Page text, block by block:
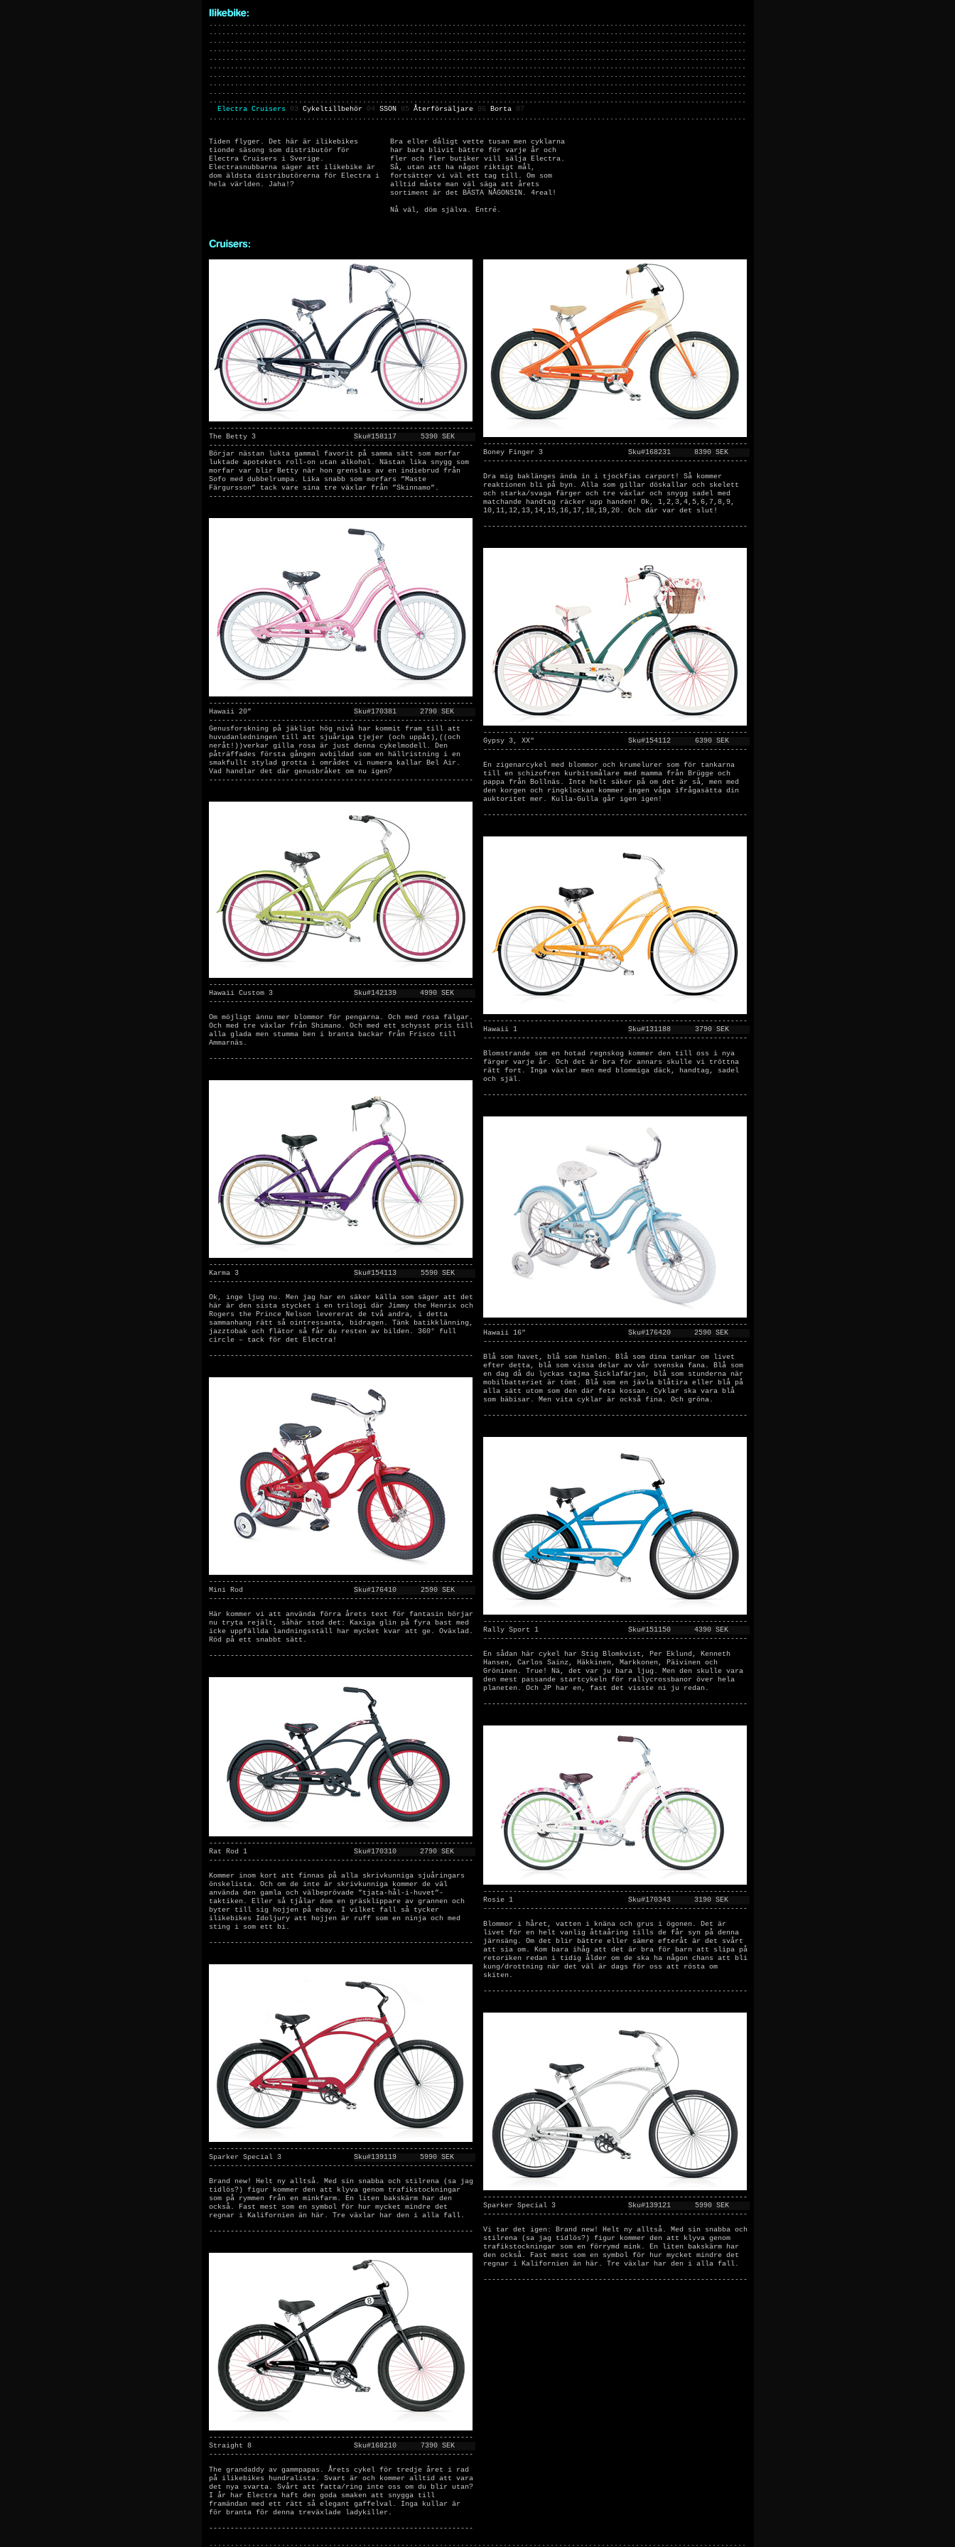
..............................................................................................................................
..............................................................................................................................
..............................................................................................................................
..............................................................................................................................
..............................................................................................................................
..............................................................................................................................
..............................................................................................................................
..............................................................................................................................
..............................................................................................................................
..............................................................................................................................
Electra Cruisers
03 Cykeltillbehör 04 SSON 05 Återförsäljare 06 Borta
07
..............................................................................................................................
Tiden flyger. Det här är ilikebikes
tionde säsong som distributör för
Electra Cruisers i Sverige.
Electrasnubbarna säger att ilikebike är
dom äldsta distributörerna för Electra i
hela världen. Jaha!?
Bra eller dåligt vette tusan men cyklarna
har bara blivit bättre för varje år och
fler och fler butiker vill sälja Electra.
Så, utan att ha något riktigt mål,
fortsätter vi väl ett tag till. Om som
alltid måste man väl säga att årets
sortiment är det BÄSTA NÅGONSIN. 4real!
Nå väl, döm själva. Entré.
--------------------------------------------------------------
The Betty 3
Sku#158117
5390 SEK
--------------------------------------------------------------
Börjar nästan lukta gammal favorit på samma sätt som morfar
luktade apotekets roll-on utan alkohol. Nästan lika snygg som
morfar var blir Betty när hon grenslas av en indiebrud från
Sofo med dubbelrumpa. Lika snabb som morfars ”Maste
Färgursson” tack vare sina tre växlar från ”Skinnamo”.
--------------------------------------------------------------
--------------------------------------------------------------
Hawaii 20”
Sku#170381
2790 SEK
--------------------------------------------------------------
Genusforskning på jäkligt hög nivå har kommit fram till att
huvudanledningen till att sjuåriga tjejer (och uppåt),((och
neråt!))verkar gilla rosa är just denna cykelmodell. Den
påträffades första gången avbildad som en hällristning i en
smakfullt stylad grotta i området vi numera kallar Bel Air.
Vad handlar det där genusbråket om nu igen?
--------------------------------------------------------------
--------------------------------------------------------------
Hawaii Custom 3
Sku#142139
4990 SEK
--------------------------------------------------------------
Om möjligt ännu mer blommor för pengarna. Och med rosa fälgar.
Och med tre växlar från Shimano. Och med ett schysst pris till
alla glada men stumma ben i branta backar från Frisco till
Ammarnäs.
--------------------------------------------------------------
--------------------------------------------------------------
Karma 3
Sku#154113
5590 SEK
--------------------------------------------------------------
Ok, inge ljug nu. Men jag har en säker källa som säger att det
här är den sista stycket i en trilogi där Jimmy the Henrix och
Rogers the Prince Nelson levererat de två andra, i detta
sammanhang rätt så ointressanta, bidragen. Tänk batikklänning,
jazztobak och flätor så får du resten av bilden. 360° full
circle – tack för det Electra!
--------------------------------------------------------------
--------------------------------------------------------------
Mini Rod
Sku#176410
2590 SEK
--------------------------------------------------------------
Här kommer vi att använda förra årets text för fantasin börjar
nu tryta rejält, såhär stod det: Kaxiga glin på fyra bast med
icke uppfällda landningsställ har mycket kvar att ge. Oväxlad.
Röd på ett snabbt sätt.
--------------------------------------------------------------
--------------------------------------------------------------
Rat Rod 1
Sku#170310
2790 SEK
--------------------------------------------------------------
Kommer inom kort att finnas på alla skrivkunniga sjuåringars
önskelista. Och om de inte är skrivkunniga kommer de väl
använda den gamla och välbeprövade ”tjata-hål-i-huvet”-
taktiken. Eller så tjålar dom en gräsklippare av grannen och
byter till sig hojjen på ebay. I vilket fall så tycker
ilikebikes Idoljury att hojjen är ruff som en ninja och med
sting i som ett bi.
--------------------------------------------------------------
--------------------------------------------------------------
Sparker Special 3
Sku#139119
5990 SEK
--------------------------------------------------------------
Brand new! Helt ny alltså. Med sin snabba och stilrena (sa jag
tidlös?) figur kommer den att klyva genom trafikstockningar
som på rymmen från en minkfarm. En liten bakskärm har den
också. Fast mest som en symbol för hur mycket mindre det
regnar i Kalifornien än här. Tre växlar har den i alla fall.
--------------------------------------------------------------
--------------------------------------------------------------
Straight 8
Sku#168210
7390 SEK
--------------------------------------------------------------
The grandaddy av gammpapas. Årets cykel för tredje året i rad
på ilikebikes hundralista. Svart är och kommer alltid att vara
det nya svarta. Svårt att fatta/ring inte oss om du blir utan?
I år har Electra haft den goda smaken att snygga till
framändan med ett rätt så elegant gaffelval. Inga kullar är
för branta för denna treväxlade ladykiller.
--------------------------------------------------------------
--------------------------------------------------------------
Boney Finger 3
Sku#168231
8390 SEK
--------------------------------------------------------------
Dra mig baklänges ända in i tjockfias carport! Så kommer
reaktionen bli på byn. Alla som gillar döskallar och skelett
och starka/svaga färger och tre växlar och snygg sadel med
matchande handtag räcker upp handen! Ok, 1,2,3,4,5,6,7,8,9,
10,11,12,13,14,15,16,17,18,19,20. Och där var det slut!
--------------------------------------------------------------
--------------------------------------------------------------
Gypsy 3, XX"
Sku#154112
6390 SEK
--------------------------------------------------------------
En zigenarcykel med blommor och krumelurer som för tankarna
till en schizofren kurbitsmålare med mamma från Brügge och
pappa från Bollnäs. Inte helt säker på om det är så, men med
den korgen och ringklockan kommer ingen våga ifrågasätta din
auktoritet mer. Kulla-Gulla går igen igen!
--------------------------------------------------------------
--------------------------------------------------------------
Hawaii 1
Sku#131188
3790 SEK
--------------------------------------------------------------
Blomstrande som en hotad regnskog kommer den till oss i nya
färger varje år. Och det är bra för annars skulle vi tröttna
rätt fort. Inga växlar men med blommiga däck, handtag, sadel
och själ.
--------------------------------------------------------------
--------------------------------------------------------------
Hawaii 16"
Sku#176420
2590 SEK
--------------------------------------------------------------
Blå som havet, blå som himlen. Blå som dina tankar om livet
efter detta, blå som vissa delar av vår svenska fana. Blå som
en dag då du lyckas tajma Sicklafärjan, blå som stunderna när
mobilbatteriet är tömt. Blå som en jävla blåtira eller blå på
alla sätt utom som den där feta kossan. Cyklar ska vara blå
som bäbisar. Men vita cyklar är också fina. Och gröna.
--------------------------------------------------------------
--------------------------------------------------------------
Rally Sport 1
Sku#151150
4390 SEK
--------------------------------------------------------------
En sådan här cykel har Stig Blomkvist, Per Eklund, Kenneth
Hansen, Carlos Sainz, Häkkinen, Markkonen, Päivinen och
Gröninen. True! Nä, det var ju bara ljug. Men den skulle vara
den mest passande startcykeln för rallycrossbanor över hela
planeten. Och JP har en, fast det visste ni ju redan.
--------------------------------------------------------------
--------------------------------------------------------------
Rosie 1
Sku#170343
3190 SEK
--------------------------------------------------------------
Blommor i håret, vatten i knäna och grus i ögonen. Det är
livet för en helt vanlig åttaåring tills de får syn på denna
järnsäng. Om det blir bättre eller sämre efteråt är det svårt
att sia om. Kom bara ihåg att det är bra för barn att slipa på
retoriken redan i tidig ålder om de ska ha någon chans att bli
kung/drottning när det väl är dags för oss att rösta om
skiten.
--------------------------------------------------------------
--------------------------------------------------------------
Sparker Special 3
Sku#139121
5990 SEK
--------------------------------------------------------------
Vi tar det igen: Brand new! Helt ny alltså. Med sin snabba och
stilrena (sa jag tidlös?) figur kommer den att klyva genom
trafikstockningar som en förrymd mink. En liten bakskärm har
den också. Fast mest som en symbol för hur mycket mindre det
regnar i Kalifornien än här. Tre växlar har den i alla fall.
--------------------------------------------------------------
..............................................................................................................................